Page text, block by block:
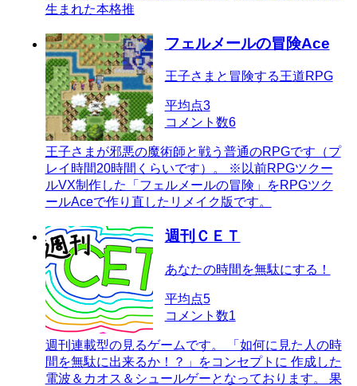
生まれた本格推
フェルメールの冒険Ace
王子さまと冒険する王道RPG
平均点3
コメント数6
王子さまが邪悪の魔術師と戦う普通のRPGです（プ
レイ時間20時間くらいです）。 ※以前RPGツクー
ルVX制作した「フェルメールの冒険」をRPGツク
ールAceで作り直したリメイク版です。
週刊ＣＥＴ
あなたの時間を無駄にする！
平均点5
コメント数1
週刊連載型の見るゲームです。 「如何に見た人の時
間を無駄に出来るか！？」をコンセプトに 作成した
電波＆カオス＆シュールゲーとなっております。 果